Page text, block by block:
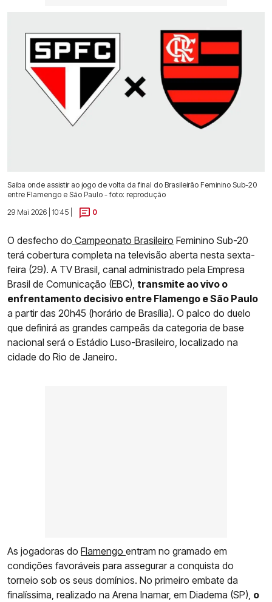
Saiba onde assistir ao jogo de volta da final do Brasileirão Feminino Sub-20
entre Flamengo e São Paulo - foto: reprodução
29 Mai 2026 | 10:45 |
0
O desfecho do Campeonato Brasileiro Feminino Sub-20
terá cobertura completa na televisão aberta nesta sexta-
feira (29). A TV Brasil, canal administrado pela Empresa
Brasil de Comunicação (EBC), transmite ao vivo o
enfrentamento decisivo entre Flamengo e São Paulo
a partir das 20h45 (horário de Brasília). O palco do duelo
que definirá as grandes campeãs da categoria de base
nacional será o Estádio Luso-Brasileiro, localizado na
cidade do Rio de Janeiro.
As jogadoras do Flamengo entram no gramado em
condições favoráveis para assegurar a conquista do
torneio sob os seus domínios. No primeiro embate da
finalíssima, realizado na Arena Inamar, em Diadema (SP), o